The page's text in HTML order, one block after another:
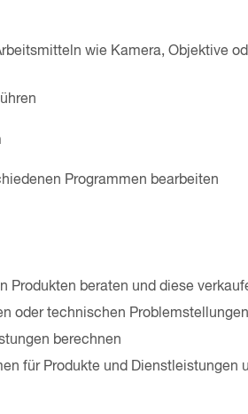
wie Kamera, Objektive
Programmen bearbeiten
Produkten beraten und diese
oder technischen
berechnen
für Produkte und Dienstleistungen